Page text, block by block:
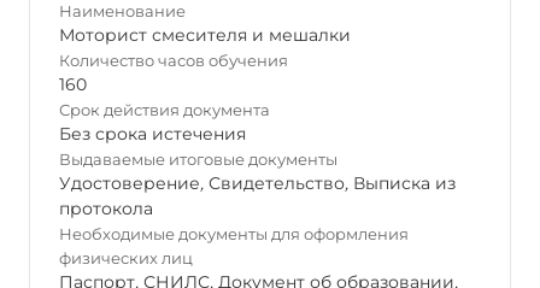
Наименование
Моторист смесителя и мешалки
Количество часов обучения
160
Срок действия документа
Без срока истечения
Выдаваемые итоговые документы
Удостоверение, Свидетельство, Выписка из
протокола
Необходимые документы для оформления
физических лиц
Паспорт, СНИЛС, Документ об образовании,